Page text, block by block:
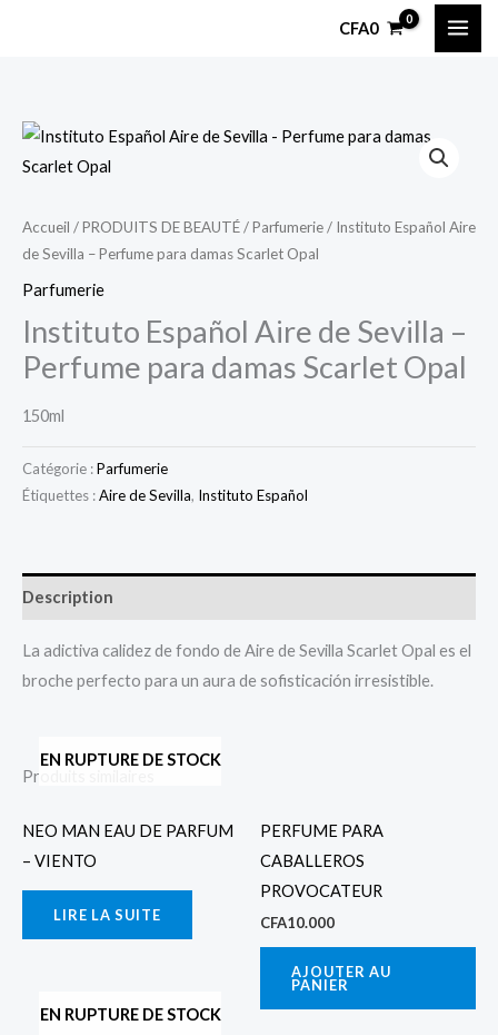
CFA0
Accueil /PRODUITS DE BEAUTÉ/Parfumerie/ Instituto Español Aire
de Sevilla – Perfume para damas Scarlet Opal
Parfumerie
Instituto Español Aire de Sevilla –
Perfume para damas Scarlet Opal
150ml
Catégorie :Parfumerie
Étiquettes :Aire de Sevilla, Instituto Español
Description
La adictiva calidez de fondo de Aire de Sevilla Scarlet Opal es el
broche perfecto para un aura de sofisticación irresistible.
Produits similaires
EN RUPTURE DE STOCK
NEO MAN EAU DE PARFUM
– VIENTO
LIRE LA SUITE
PERFUME PARA
CABALLEROS
PROVOCATEUR
CFA10.000
AJOUTER AU
PANIER
EN RUPTURE DE STOCK